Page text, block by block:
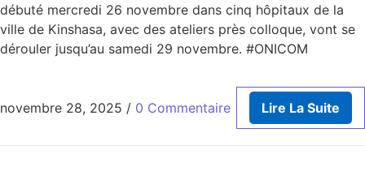
débuté mercredi 26 novembre dans cinq hôpitaux de la
ville de Kinshasa, avec des ateliers près colloque, vont se
dérouler jusqu’au samedi 29 novembre. #ONICOM
novembre 28, 2025 / 0 Commentaire Lire La Suite